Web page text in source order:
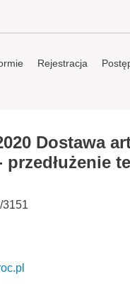
Rejestracja
Dostawa
przedłużenie
3151